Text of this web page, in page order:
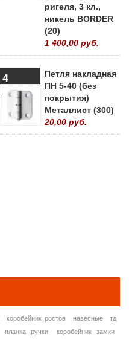
ригеля, 3 кл.,
никель BORDER
(20)
1 400,00 руб.
4
Петля накладная
ПН 5-40 (без
покрытия)
Металлист (300)
20,00 руб.
коробейник ростов навесные
тд
планка ручки
коробейник замки